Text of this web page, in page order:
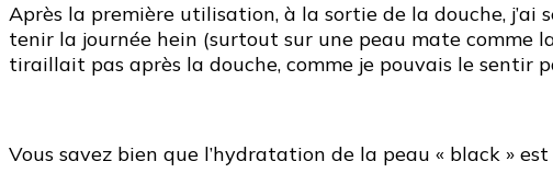
Après la première utilisation, à la sortie de la douche,
tenir la journée hein (surtout sur une peau mate comme
tiraillait pas après la douche, comme je pouvais le sentir
Vous savez bien que l’hydratation de la peau « black »